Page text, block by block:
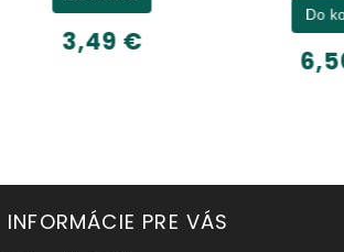
Do košíka
INFORMÁCIE PRE VÁS